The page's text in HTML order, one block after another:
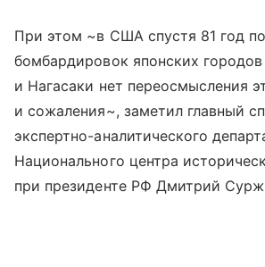
При этом ~в США спустя 81 год
бомбардировок японских
и Нагасаки нет переосмысления
и сожаления~, заметил главный
экспертно-аналитического
Национального центра
при президенте РФ Дмитрий